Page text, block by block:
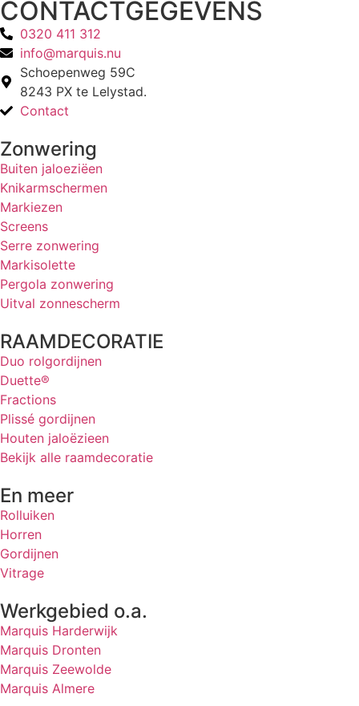
CONTACTGEGEVENS
0320 411 312
info@marquis.nu
Schoepenweg 59C
8243 PX te Lelystad.
Contact
Zonwering
Buiten jaloeziëen
Knikarmschermen
Markiezen
Screens
Serre zonwering
Markisolette
Pergola zonwering
Uitval zonnescherm
RAAMDECORATIE
Duo rolgordijnen
Duette®
Fractions
Plissé gordijnen
Houten jaloëzieen
Bekijk alle raamdecoratie
En meer
Rolluiken
Horren
Gordijnen
Vitrage
Werkgebied o.a.
Marquis Harderwijk
Marquis Dronten
Marquis Zeewolde
Marquis Almere